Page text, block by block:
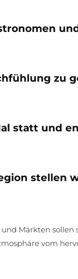
zu
statt und
stellen
Märkten sollen
vom